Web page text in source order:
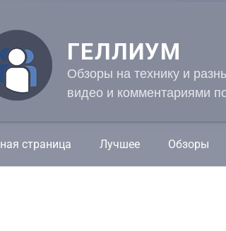
ГЕЛЛИУМ
Обзоры на технику и
видео и комментариями
страница Лучшее Обзоры